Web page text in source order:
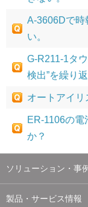
A-3606Dで時
い。
G-R211-1タ
検出”を繰り返
オートアイリ
ER-1106の
か？
ソリューション・事例
製品・サービス情報